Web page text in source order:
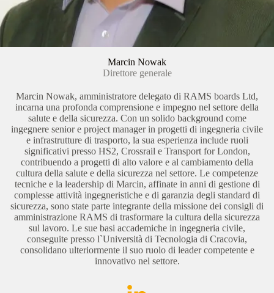
Marcin Nowak
Direttore generale
Marcin Nowak, amministratore delegato di RAMS boards Ltd,
incarna una profonda comprensione e impegno nel settore della
salute e della sicurezza. Con un solido background come
ingegnere senior e project manager in progetti di ingegneria civile
e infrastrutture di trasporto, la sua esperienza include ruoli
significativi presso HS2, Crossrail e Transport for London,
contribuendo a progetti di alto valore e al cambiamento della
cultura della salute e della sicurezza nel settore. Le competenze
tecniche e la leadership di Marcin, affinate in anni di gestione di
complesse attività ingegneristiche e di garanzia degli standard di
sicurezza, sono state parte integrante della missione dei consigli di
amministrazione RAMS di trasformare la cultura della sicurezza
sul lavoro. Le sue basi accademiche in ingegneria civile,
conseguite presso l`Università di Tecnologia di Cracovia,
consolidano ulteriormente il suo ruolo di leader competente e
innovativo nel settore.